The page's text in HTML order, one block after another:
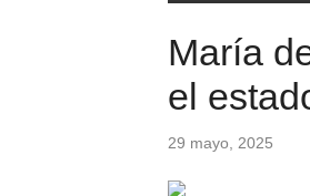
María
el
29 mayo, 2025